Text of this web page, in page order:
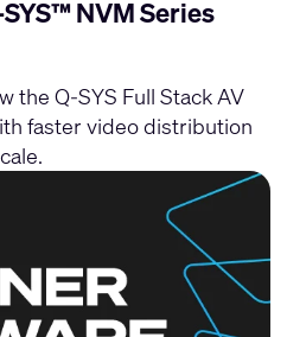
NVM Series
the Q-SYS Full Stack AV
faster video distribution